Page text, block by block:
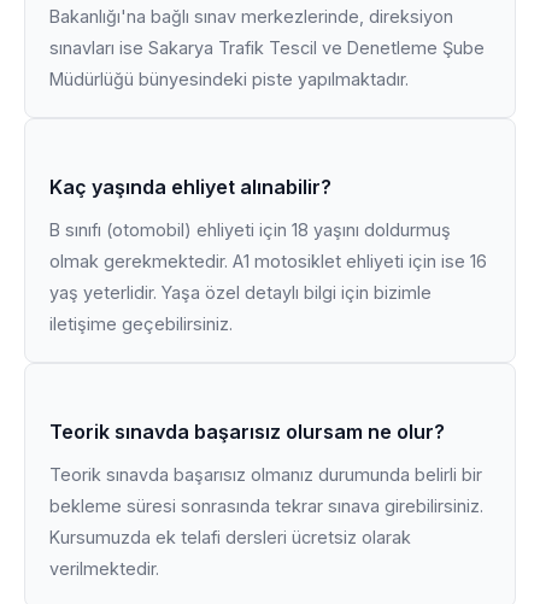
Bakanlığı'na bağlı sınav merkezlerinde, direksiyon
sınavları ise Sakarya Trafik Tescil ve Denetleme Şube
Müdürlüğü bünyesindeki piste yapılmaktadır.
Kaç yaşında ehliyet alınabilir?
B sınıfı (otomobil) ehliyeti için 18 yaşını doldurmuş
olmak gerekmektedir. A1 motosiklet ehliyeti için ise 16
yaş yeterlidir. Yaşa özel detaylı bilgi için bizimle
iletişime geçebilirsiniz.
Teorik sınavda başarısız olursam ne olur?
Teorik sınavda başarısız olmanız durumunda belirli bir
bekleme süresi sonrasında tekrar sınava girebilirsiniz.
Kursumuzda ek telafi dersleri ücretsiz olarak
verilmektedir.